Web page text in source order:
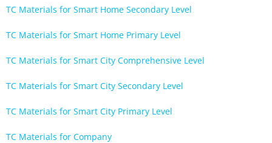
TC Materials for Smart Home Secondary Level
TC Materials for Smart Home Primary Level
TC Materials for Smart City Comprehensive Level
TC Materials for Smart City Secondary Level
TC Materials for Smart City Primary Level
TC Materials for Company